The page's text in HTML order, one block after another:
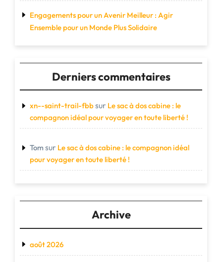
Engagements pour un Avenir Meilleur : Agir
Ensemble pour un Monde Plus Solidaire
Derniers commentaires
xn--saint-trail-fbbsur Le sac à dos cabine : le
compagnon idéal pour voyager en toute liberté !
Tom sur Le sac à dos cabine : le compagnon idéal
pour voyager en toute liberté !
Archive
août 2026